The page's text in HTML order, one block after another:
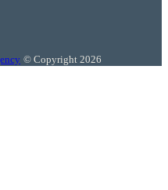
© Copyright 2026